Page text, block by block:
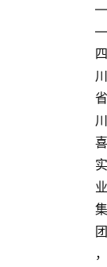
—
—
四
川
省
川
喜
实
业
集
团
，